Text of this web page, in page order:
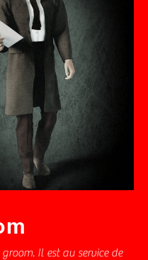
Il est au service de